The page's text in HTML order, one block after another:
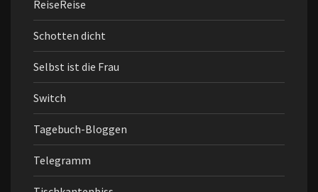
ReiseReise
Schotten dicht
Selbst ist die Frau
Switch
Tagebuch-Bloggen
Telegramm